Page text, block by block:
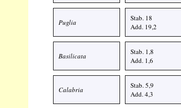
Puglia
Stab. 18
Add. 19,2
Basilicata
Stab. 1,8
Add. 1,6
Calabria
Stab. 5,9
Add. 4,3